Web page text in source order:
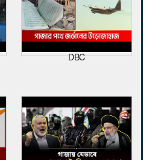
DBC